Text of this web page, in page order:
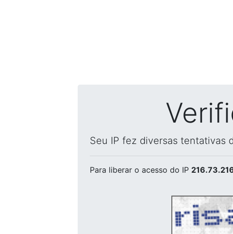
Seu IP fez diversas tentativas
Para liberar o acesso do IP